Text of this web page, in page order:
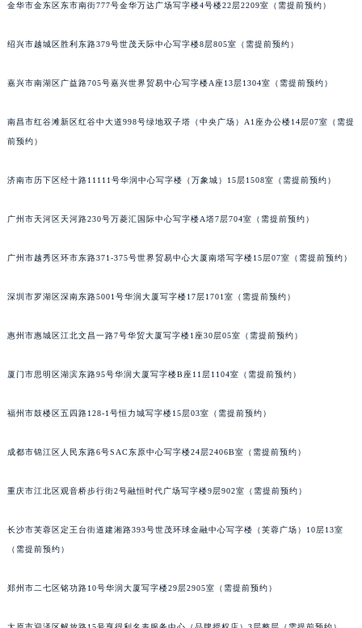
金华市金东区东市南街777号金华万达广场写字楼4号楼22层2209室（需提前预约）
绍兴市越城区胜利东路379号世茂天际中心写字楼8层805室（需提前预约）
嘉兴市南湖区广益路705号嘉兴世界贸易中心写字楼A座13层1304室（需提前预约）
南昌市红谷滩新区红谷中大道998号绿地双子塔（中央广场）A1座办公楼14层07室（需提
前预约）
济南市历下区经十路11111号华润中心写字楼（万象城）15层1508室（需提前预约）
广州市天河区天河路230号万菱汇国际中心写字楼A塔7层704室（需提前预约）
广州市越秀区环市东路371-375号世界贸易中心大厦南塔写字楼15层07室（需提前预约）
深圳市罗湖区深南东路5001号华润大厦写字楼17层1701室（需提前预约）
惠州市惠城区江北文昌一路7号华贸大厦写字楼1座30层05室（需提前预约）
厦门市思明区湖滨东路95号华润大厦写字楼B座11层1104室（需提前预约）
福州市鼓楼区五四路128-1号恒力城写字楼15层03室（需提前预约）
成都市锦江区人民东路6号SAC东原中心写字楼24层2406B室（需提前预约）
重庆市江北区观音桥步行街2号融恒时代广场写字楼9层902室（需提前预约）
长沙市芙蓉区定王台街道建湘路393号世茂环球金融中心写字楼（芙蓉广场）10层13室
（需提前预约）
郑州市二七区铭功路10号华润大厦写字楼29层2905室（需提前预约）